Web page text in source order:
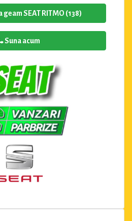
SEAT RITMO (138)
Suna acum